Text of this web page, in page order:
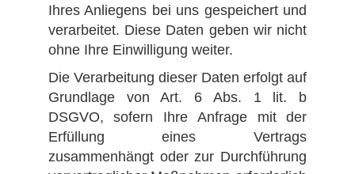
Ihres Anliegens bei uns gespeichert und
verarbeitet. Diese Daten geben wir nicht
ohne Ihre Einwilligung weiter.
Die Verarbeitung dieser Daten erfolgt auf
Grundlage von Art. 6 Abs. 1 lit. b
DSGVO, sofern Ihre Anfrage mit der
Erfüllung eines Vertrags
zusammenhängt oder zur Durchführung